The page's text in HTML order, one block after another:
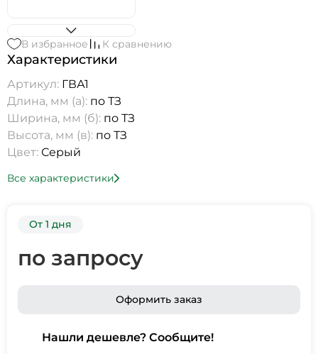
В избранное К сравнению
Характеристики
Артикул: ГВА1
Длина, мм (а): по ТЗ
Ширина, мм (б): по ТЗ
Высота, мм (в): по ТЗ
Цвет: Серый
Все характеристики
От 1 дня
по запросу
Оформить заказ
Нашли дешевле? Сообщите!